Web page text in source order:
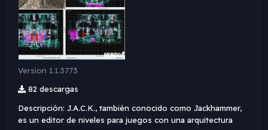
Version 1.1.3773
82 descargas
Descripción: J.A.C.K., también conocido como Jackhammer,
es un editor de niveles para juegos con una arquitectura